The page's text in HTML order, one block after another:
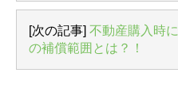
[次の記事] 不動産購入時
の補償範囲とは？！